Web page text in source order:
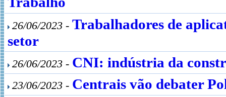
26/06/2023 - Trabalhadores de
setor
26/06/2023 - CNI: indústria da
23/06/2023 - Centrais vão debater